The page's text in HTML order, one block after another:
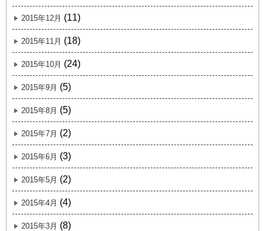
2015年12月 (11)
2015年11月 (18)
2015年10月 (24)
2015年9月 (5)
2015年8月 (5)
2015年7月 (2)
2015年6月 (3)
2015年5月 (2)
2015年4月 (4)
2015年3月 (8)